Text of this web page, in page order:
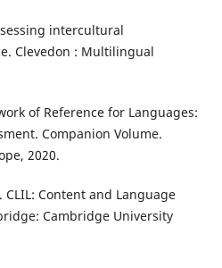
intercultural
Clevedon : Multilingual
of Reference for Languages:
Companion Volume.
2020.
CLIL: Content and Language
Cambridge University